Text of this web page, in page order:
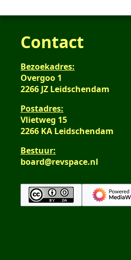
Contact
Bezoekadres:
Overgoo 1
2266 JZ Leidschendam
Postadres:
Vlietweg 15
2266 KA Leidschendam
Bestuur:
board@revspace.nl